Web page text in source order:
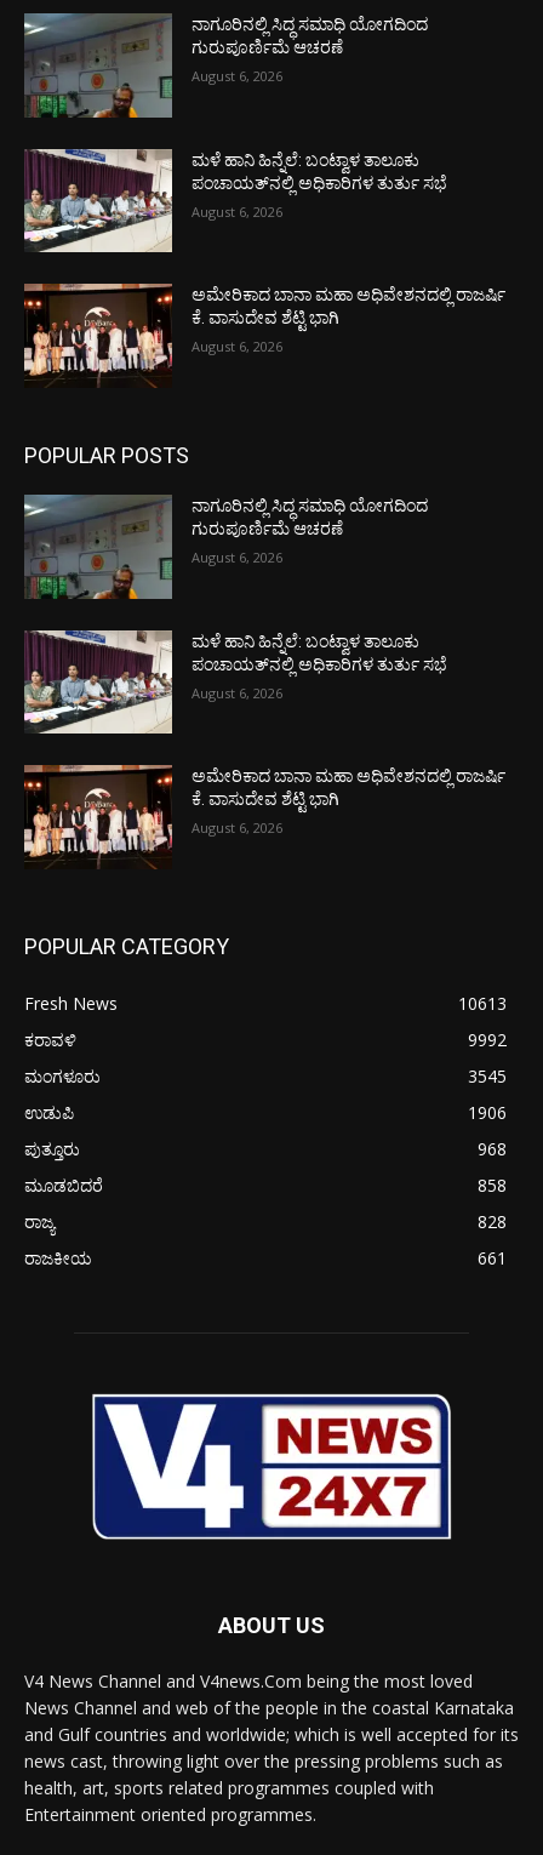
ನಾಗೂರಿನಲ್ಲಿ ಸಿದ್ಧ ಸಮಾಧಿ ಯೋಗದಿಂದ
ಗುರುಪೂರ್ಣಿಮೆ ಆಚರಣೆ
August 6, 2026
ಮಳೆ ಹಾನಿ ಹಿನ್ನೆಲೆ: ಬಂಟ್ವಾಳ ತಾಲೂಕು
ಪಂಚಾಯತ್‌ನಲ್ಲಿ ಅಧಿಕಾರಿಗಳ ತುರ್ತು ಸಭೆ
August 6, 2026
ಅಮೇರಿಕಾದ ಬಾನಾ ಮಹಾ ಅಧಿವೇಶನದಲ್ಲಿ ರಾಜರ್ಷಿ
ಕೆ. ವಾಸುದೇವ ಶೆಟ್ಟಿ ಭಾಗಿ
August 6, 2026
POPULAR POSTS
ನಾಗೂರಿನಲ್ಲಿ ಸಿದ್ಧ ಸಮಾಧಿ ಯೋಗದಿಂದ
ಗುರುಪೂರ್ಣಿಮೆ ಆಚರಣೆ
August 6, 2026
ಮಳೆ ಹಾನಿ ಹಿನ್ನೆಲೆ: ಬಂಟ್ವಾಳ ತಾಲೂಕು
ಪಂಚಾಯತ್‌ನಲ್ಲಿ ಅಧಿಕಾರಿಗಳ ತುರ್ತು ಸಭೆ
August 6, 2026
ಅಮೇರಿಕಾದ ಬಾನಾ ಮಹಾ ಅಧಿವೇಶನದಲ್ಲಿ ರಾಜರ್ಷಿ
ಕೆ. ವಾಸುದೇವ ಶೆಟ್ಟಿ ಭಾಗಿ
August 6, 2026
POPULAR CATEGORY
Fresh News
10613
ಕರಾವಳಿ
9992
ಮಂಗಳೂರು
3545
ಉಡುಪಿ
1906
ಪುತ್ತೂರು
968
ಮೂಡಬಿದರೆ
858
ರಾಜ್ಯ
828
ರಾಜಕೀಯ
661
ABOUT US
V4 News Channel and V4news.Com being the most loved
News Channel and web of the people in the coastal Karnataka
and Gulf countries and worldwide; which is well accepted for its
news cast, throwing light over the pressing problems such as
health, art, sports related programmes coupled with
Entertainment oriented programmes.